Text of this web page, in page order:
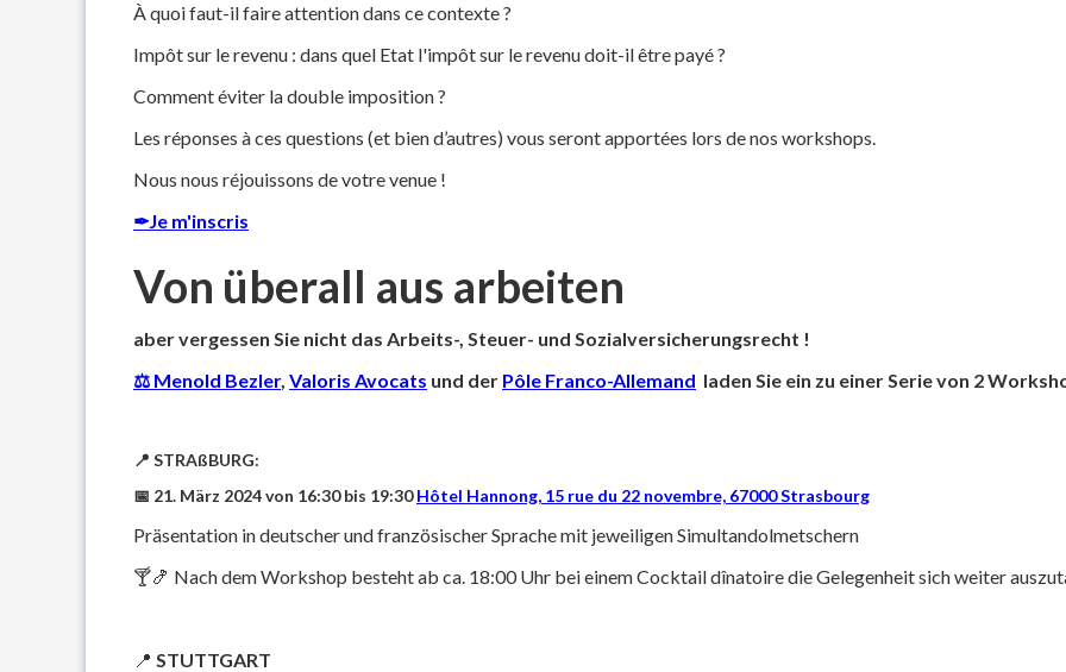
À quoi faut-il faire attention dans ce contexte ?
Impôt sur le revenu : dans quel Etat l'impôt sur le revenu doit-il être payé ?
Comment éviter la double imposition ?
Les réponses à ces questions (et bien d’autres) vous seront apportées lors de nos workshops.
Nous nous réjouissons de votre venue !
✒Je m'inscris
Von überall aus arbeiten
aber vergessen Sie nicht das Arbeits-, Steuer- und Sozialversicherungsrecht !
⚖ Menold Bezler, Valoris Avocats und der Pôle Franco-Allemand laden Sie ein zu einer Serie von 2
📍 STRAßBURG:
📅 21. März 2024 von 16:30 bis 19:30Hôtel Hannong, 15 rue du 22 novembre, 67000 Strasbourg
Präsentation in deutscher und französischer Sprache mit jeweiligen Simultandolmetschern
🍸🍤 Nach dem Workshop besteht ab ca. 18:00 Uhr bei einem Cocktail dînatoire die Gelegenheit sich weiter
📍 STUTTGART